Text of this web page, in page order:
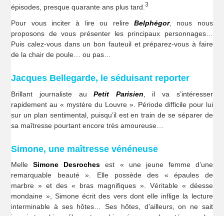
épisodes, presque quarante ans plus tard.3
Pour vous inciter à lire ou relire Belphégor, nous nous
proposons de vous présenter les principaux personnages…
Puis calez-vous dans un bon fauteuil et préparez-vous à faire
de la chair de poule… ou pas…
Jacques Bellegarde, le séduisant reporter
Brillant journaliste auPetit Parisien , il va s’intéresser
rapidement au « mystère du Louvre ». Période difficile pour lui
sur un plan sentimental, puisqu’il est en train de se séparer de
sa maîtresse pourtant encore très amoureuse…
Simone, une maîtresse vénéneuse
MelleSimone Desroches est « une jeune femme d’une
remarquable beauté ». Elle possède des « épaules de
marbre » et des « bras magnifiques ». Véritable « déesse
mondaine », Simone écrit des vers dont elle inflige la lecture
interminable à ses hôtes… Ses hôtes, d’ailleurs, on ne sait